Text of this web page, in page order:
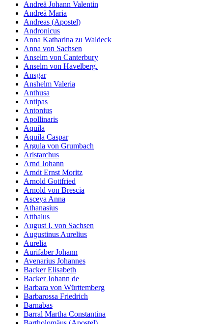
Andreä Johann Valentin
Andreä Maria
Andreas (Apostel)
Andronicus
Anna Katharina zu Waldeck
Anna von Sachsen
Anselm von Canterbury
Anselm von Havelberg.
Ansgar
Anshelm Valeria
Anthusa
Antipas
Antonius
Apollinaris
Aquila
Aquila Caspar
Argula von Grumbach
Aristarchus
Arnd Johann
Arndt Ernst Moritz
Arnold Gottfried
Arnold von Brescia
Asceya Anna
Athanasius
Atthalus
August I. von Sachsen
Augustinus Aurelius
Aurelia
Aurifaber Johann
Avenarius Johannes
Backer Elisabeth
Backer Johann de
Barbara von Württemberg
Barbarossa Friedrich
Barnabas
Barral Martha Constantina